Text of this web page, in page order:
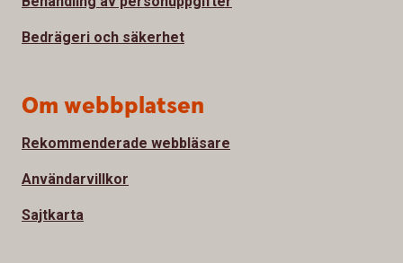
Bedrägeri och säkerhet
Om webbplatsen
Rekommenderade webbläsare
Användarvillkor
Sajtkarta